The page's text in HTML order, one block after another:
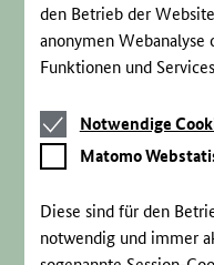
den Betrieb der
anonymen
Funktionen und
Notwendige
Cookies
Notwendige
Matomo
Webstatistik
Matomo
Diese sind für den
notwendig und immer